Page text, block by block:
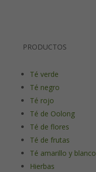
PRODUCTOS
Té verde
Té negro
Té rojo
Té de Oolong
Té de flores
Té de frutas
Té amarillo y blanco
Hierbas